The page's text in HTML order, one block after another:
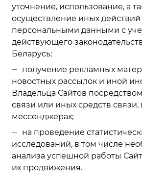
уточнение, использование, а
осуществление иных действий
персональными данными с
действующего
Беларусь;
получение рекламных
новостных рассылок и иной
Владельца Сайтов
связи или иных средств связи,
мессенджерах;
на проведение
исследований, в том числе
анализа успешной работы
их продвижения.